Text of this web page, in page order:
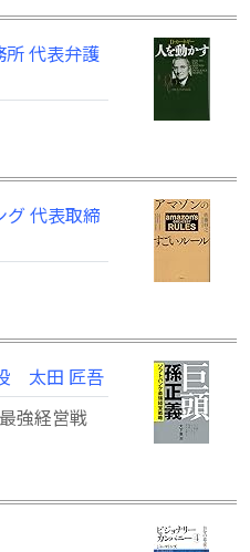
代表弁護
グ 代表取締
太田 匠吾
強経営戦